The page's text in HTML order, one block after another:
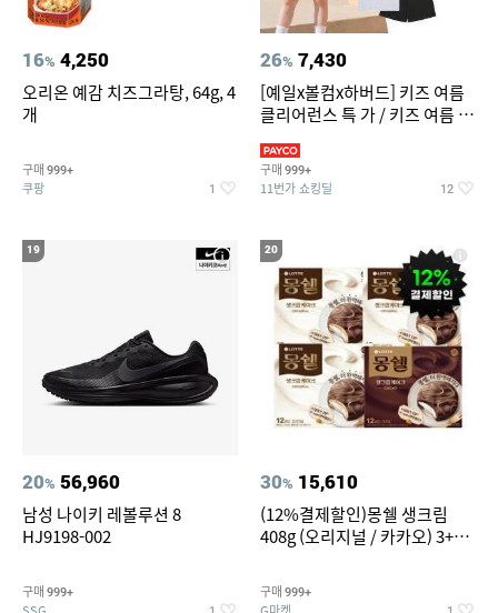
16% 4,250
오리온 예감 치즈그라탕, 64g, 4
개
구매 999+
쿠팡 1
26% 7,430
[예일x볼컴x하버드] 키즈 여름
클리어런스 특 가 / 키즈 여름 수
구매 999+
11번가 쇼킹딜 12
19
20% 56,960
남성 나이키 레볼루션 8
HJ9198-002
구매 999+
20
30% 15,610
(12%결제할인)몽쉘 생크림
408g (오리지널 / 카카오) 3+1
구매 999+